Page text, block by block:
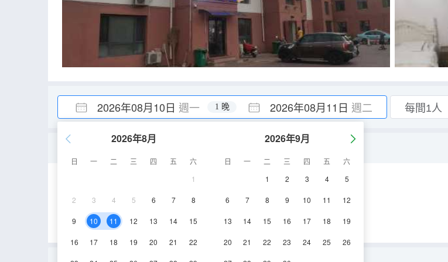
2026年08月10日 週一 2026年08月11日 週二
1 晚
2026年8月
日 一 二 三 四 五
六
1
2 3 4 5 6 7 8
9 10 11 12 13 14 15
16 17 18 19 20 21 22
2026年9月
日 一 二 三 四 五
六
1
2 3 4 5
6 7 8 9 10 11 12
13 14 15 16 17 18 19
20 21 22 23 24 25 26